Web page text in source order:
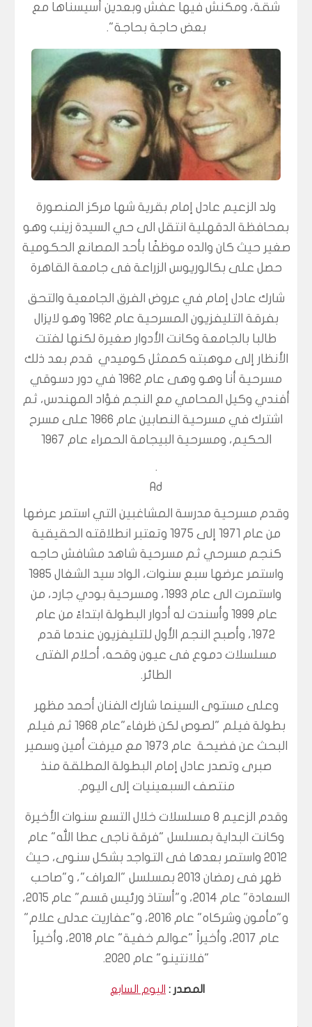
شقة، ومكنش فيها عفش وبعدين أسيسناها مع
بعض حاجة بحاجة".
ولد الزعيم عادل إمام بقرية شها مركز المنصورة
بمحافظة الدقهلية انتقل الى حي السيدة زينب وهو
صغير حيث كان والده موظفًا بأحد المصانع الحكومية
حصل على بكالوريوس الزراعة فى جامعة القاهرة
شارك عادل إمام في عروض الفرق الجامعية والتحق
بفرقة التليفزيون المسرحية عام 1962 وهو لايزال
طالبا بالجامعة وكانت الأدوار صغيرة لكنها لفتت
الأنظار إلى موهبته كممثل كوميدي قدم بعد ذلك
مسرحية أنا وهو وهى عام 1962 في دور دسوقي
أفندي وكيل المحامي مع النجم فؤاد المهندس، ثم
اشترك في مسرحية النصابين عام 1966 على مسرح
الحكيم، ومسرحية البيجامة الحمراء عام 1967
.
Ad
وقدم مسرحية مدرسة المشاغبين التي استمر عرضها
من عام 1971 إلى 1975 وتعتبر انطلاقته الحقيقية
كنجم مسرحي ثم مسرحية شاهد مشافش حاجه
واستمر عرضها سبع سنوات، الواد سيد الشغال 1985
واستمرت الى عام 1993، ومسرحية بودي جارد، من
عام 1999 وأسندت له أدوار البطولة ابتداءً من عام
1972، وأصبح النجم الأول للتليفزيون عندما قدم
مسلسلات دموع فى عيون وقحه، أحلام الفتى
الطائر.
وعلى مستوى السينما شارك الفنان أحمد مظهر
بطولة فيلم "لصوص لكن ظرفاء"عام 1968 ثم فيلم
البحث عن فضيحة عام 1973 مع ميرفت أمين وسمير
صبرى وتصدر عادل إمام البطولة المطلقة منذ
منتصف السبعينيات إلى اليوم.
وقدم الزعيم 8 مسلسلات خلال التسع سنوات الأخيرة
وكانت البداية بمسلسل "فرقة ناجى عطا الله" عام
2012 واستمر بعدها فى التواجد بشكل سنوى، حيث
ظهر فى رمضان 2013 بمسلسل "العراف"، و"صاحب
السعادة" عام 2014، و"أستاذ ورئيس قسم" عام 2015،
و"مأمون وشركاه" عام 2016، و"عفاريت عدلى علام"
عام 2017، وأخيراً "عوالم خفية" عام 2018، وأخيراً
"فلانتينو" عام 2020.
المصدر : اليوم السابع